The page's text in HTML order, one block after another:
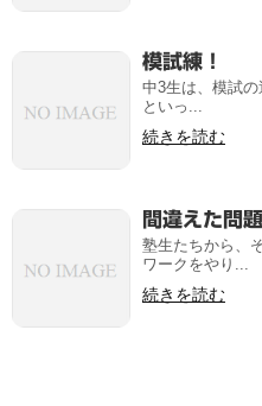
模試練！
中3生は、模試
といっ...
続きを読む
間違えた問
塾生たちから、
ワークをやり...
続きを読む